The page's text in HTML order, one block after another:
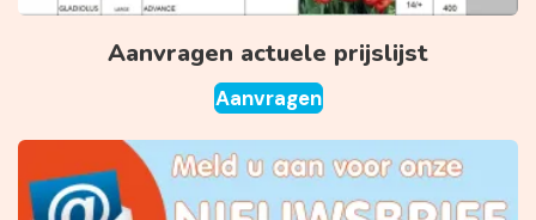
Aanvragen actuele prijslijst
Aanvragen